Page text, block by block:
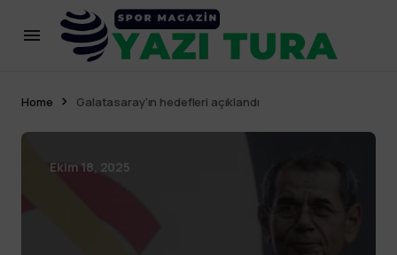
Home Galatasaray’ın hedefleri açıklandı
Ekim 18, 2025